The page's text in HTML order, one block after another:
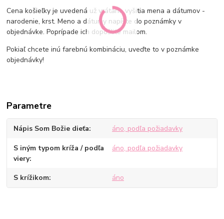
Cena košieľky je uvedená už vrátane vyšitia mena a dátumov -
narodenie, krst. Meno a dátumy napíšte do poznámky v
objednávke. Poprípade ich dopošlite mailom.
Pokiaľ chcete inú farebnú kombináciu, uveďte to v poznámke
objednávky!
Parametre
Nápis Som Božie dieťa áno, podľa požiadavky
S iným typom kríža / podľa
viery
áno, podľa požiadavky
S krížikom áno